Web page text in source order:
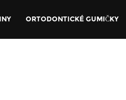
ORTODONTICKÉ GUMIČKY